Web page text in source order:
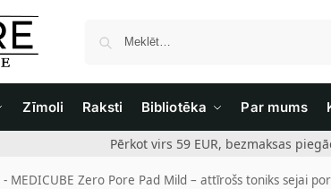
Zīmoli Raksti Bibliotēka Par mums
Pērkot virs 59 EUR, bezmaksas
- MEDICUBE Zero Pore Pad Mild – attīrošs toniks sejai